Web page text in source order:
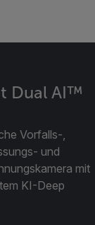
Dual AI™
Vorfalls-,
und
mit
KI-Deep